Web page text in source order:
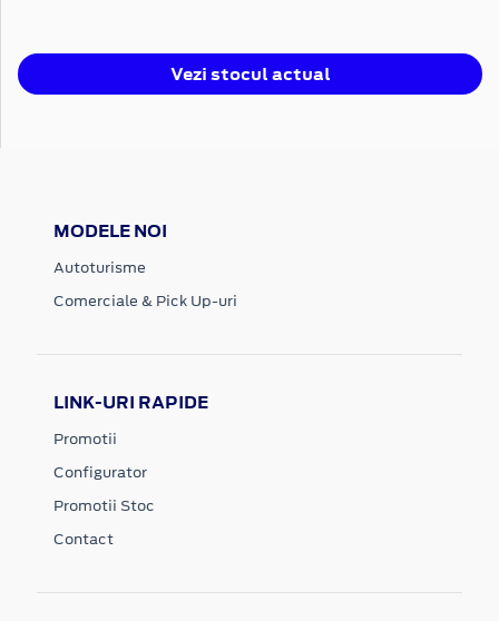
Vezi stocul actual
MODELE NOI
Autoturisme
Comerciale & Pick Up-uri
LINK-URI RAPIDE
Promotii
Configurator
Promotii Stoc
Contact